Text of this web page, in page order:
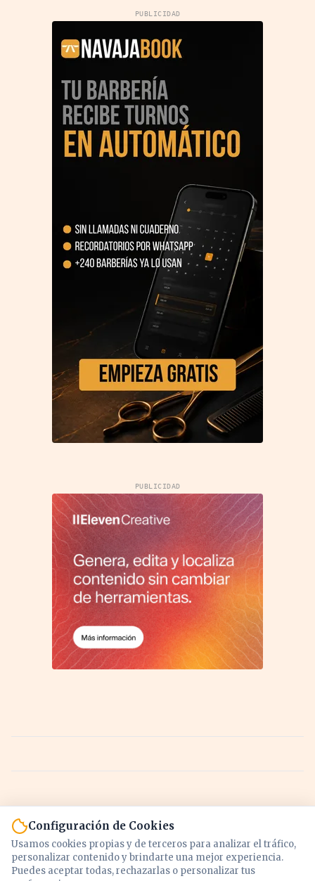
PUBLICIDAD
PUBLICIDAD
Configuración de Cookies
Usamos cookies propias y de terceros para analizar el tráfico,
personalizar contenido y brindarte una mejor experiencia.
Puedes aceptar todas, rechazarlas o personalizar tus